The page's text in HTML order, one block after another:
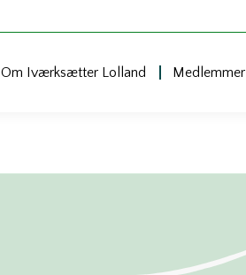
Om Iværksætter Lolland Medlemmer